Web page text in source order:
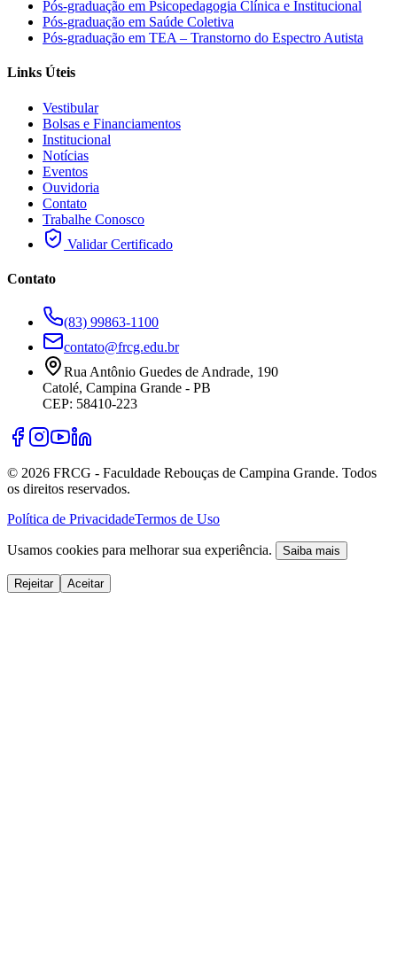
Pós-graduação em Psicopedagogia Clínica e Institucional
Pós-graduação em Saúde Coletiva
Pós-graduação em TEA – Transtorno do Espectro Autista
Links Úteis
Vestibular
Bolsas e Financiamentos
Institucional
Notícias
Eventos
Ouvidoria
Contato
Trabalhe Conosco
Validar Certificado
Contato
(83) 99863-1100
contato@frcg.edu.br
Rua Antônio Guedes de Andrade, 190
Catolé, Campina Grande - PB
CEP: 58410-223
© 2026 FRCG - Faculdade Rebouças de Campina Grande. Todos
os direitos reservados.
Política de PrivacidadeTermos de Uso
Usamos cookies para melhorar sua experiência. Saiba mais
Rejeitar Aceitar